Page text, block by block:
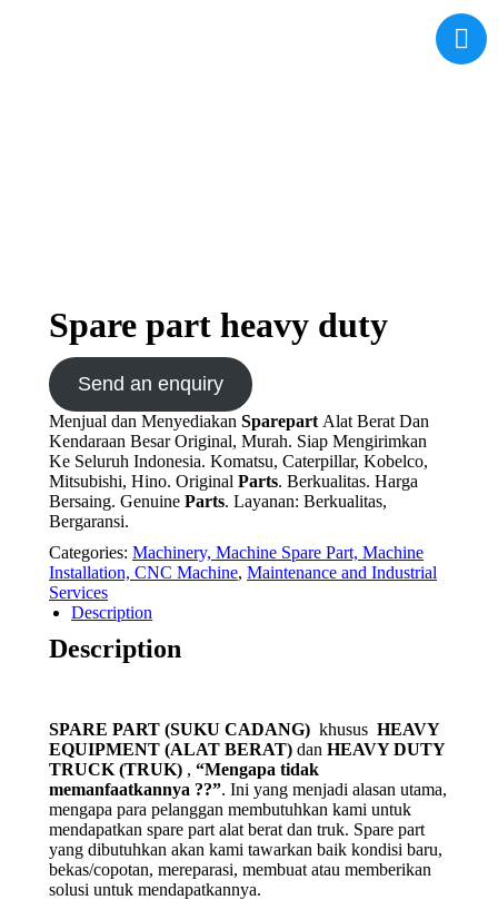
Spare part heavy duty
Send an enquiry
Menjual dan Menyediakan Sparepart Alat Berat Dan
Kendaraan Besar Original, Murah. Siap Mengirimkan
Ke Seluruh Indonesia. Komatsu, Caterpillar, Kobelco,
Mitsubishi, Hino. Original Parts. Berkualitas. Harga
Bersaing. Genuine Parts. Layanan: Berkualitas,
Bergaransi.
Categories: Machinery, Machine Spare Part, Machine
Installation, CNC Machine, Maintenance and Industrial
Services
Description
Description
SPARE PART (SUKU CADANG) khusus HEAVY
EQUIPMENT (ALAT BERAT) dan HEAVY DUTY
TRUCK (TRUK) , “Mengapa tidak
memanfaatkannya ??”. Ini yang menjadi alasan utama,
mengapa para pelanggan membutuhkan kami untuk
mendapatkan spare part alat berat dan truk. Spare part
yang dibutuhkan akan kami tawarkan baik kondisi baru,
bekas/copotan, mereparasi, membuat atau memberikan
solusi untuk mendapatkannya.